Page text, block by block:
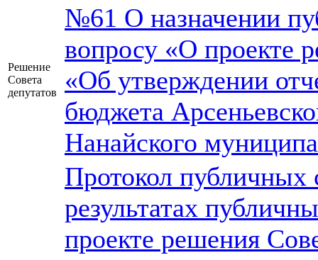
Решение
Совета
депутатов
№61 О назначении
вопросу «О проекте
«Об утверждении
бюджета
Нанайского
Протокол
результатах
проекте решения